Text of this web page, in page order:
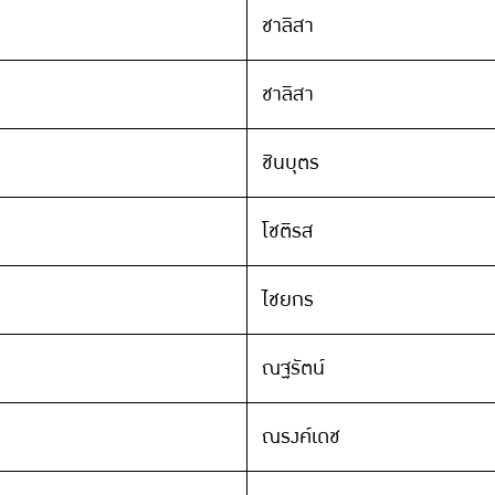
ชาลิสา
ชาลิสา
ชินบุตร
โชติรส
ไชยกร
ณฐรัตน์
ณรงค์เดช